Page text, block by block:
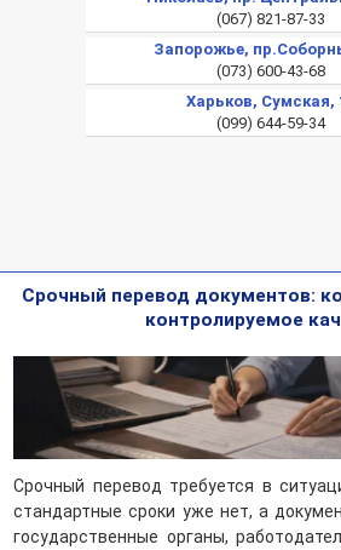
(067) 821-87-33
Запорожье,
(073) 600-43-68
Харьков, Сумская,
(099) 644-59-34
Срочный перевод документов:
контролируемое
Срочный перевод требуется в
стандартные сроки уже нет, а
государственные органы,